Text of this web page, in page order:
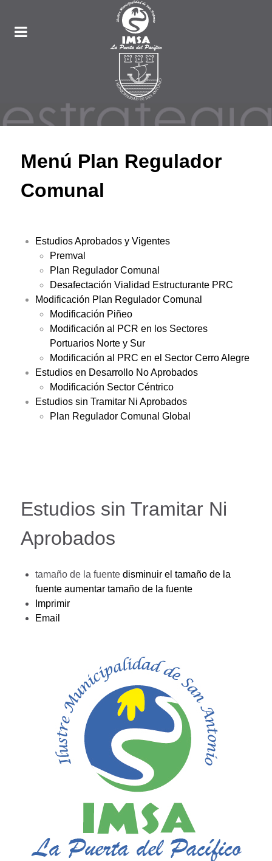
Menú Plan Regulador
Comunal
Estudios Aprobados y Vigentes
Premval
Plan Regulador Comunal
Desafectación Vialidad Estructurante PRC
Modificación Plan Regulador Comunal
Modificación Piñeo
Modificación al PCR en los Sectores
Portuarios Norte y Sur
Modificación al PRC en el Sector Cerro Alegre
Estudios en Desarrollo No Aprobados
Modificación Sector Céntrico
Estudios sin Tramitar Ni Aprobados
Plan Regulador Comunal Global
Estudios sin Tramitar Ni
Aprobados
tamaño de la fuente disminuir el tamaño de la
fuente aumentar tamaño de la fuente
Imprimir
Email